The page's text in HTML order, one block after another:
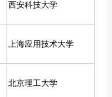
西安科技大学
上海应用技术大学
北京理工大学